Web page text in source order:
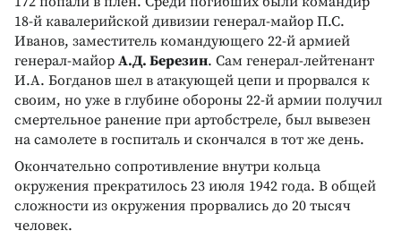
18-й кавалерийской дивизии генерал-майор П.С.
Иванов, заместитель командующего 22-й армией
генерал-майор А.Д. Березин. Сам генерал-лейтенант
И.А. Богданов шел в атакующей цепи и прорвался к
своим, но уже в глубине обороны 22-й армии получил
смертельное ранение при артобстреле, был вывезен
на самолете в госпиталь и скончался в тот же день.
Окончательно сопротивление внутри кольца
окружения прекратилось 23 июля 1942 года. В общей
сложности из окружения прорвались до 20 тысяч
человек.